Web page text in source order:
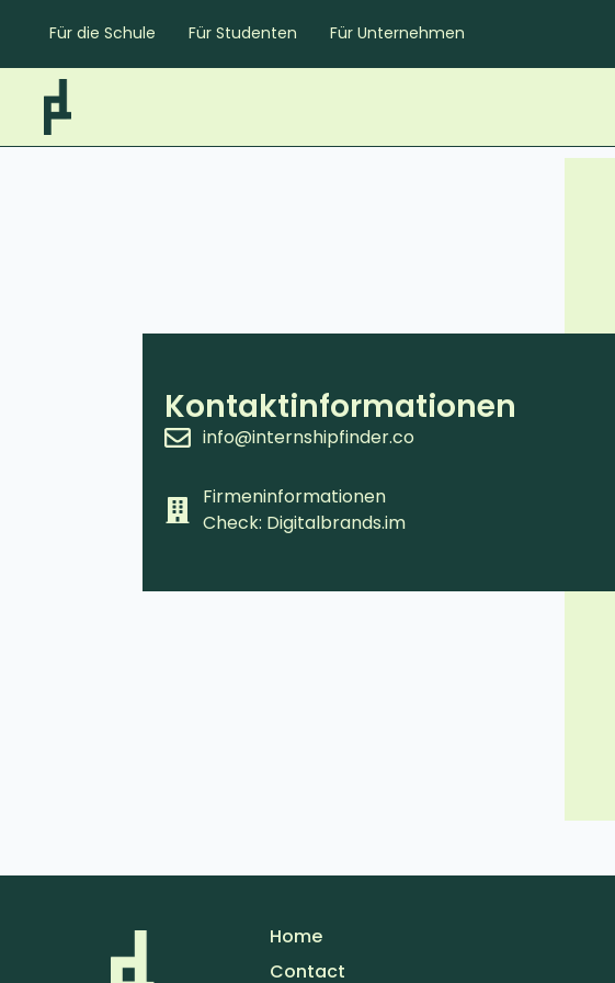
Für die Schule Für Studenten Für Unternehmen
Kontaktinformationen
info@internshipfinder.co
Firmeninformationen
Check: Digitalbrands.im
Home
Contact